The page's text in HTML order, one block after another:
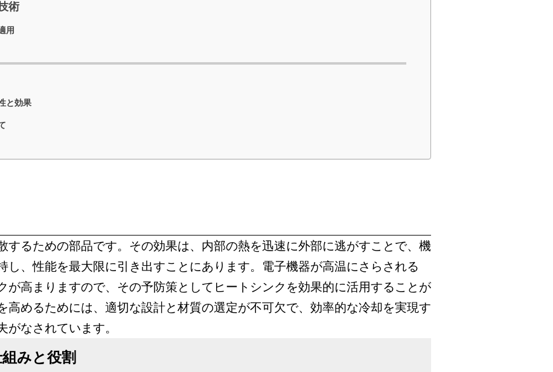
術
用
と効果
するための部品です。その効果は、内部の熱を迅速に外部に逃がすことで、機
し、性能を最大限に引き出すことにあります。電子機器が高温にさらされる
が高まりますので、その予防策としてヒートシンクを効果的に活用することが
高めるためには、適切な設計と材質の選定が不可欠で、効率的な冷却を実現す
がなされています。
みと役割